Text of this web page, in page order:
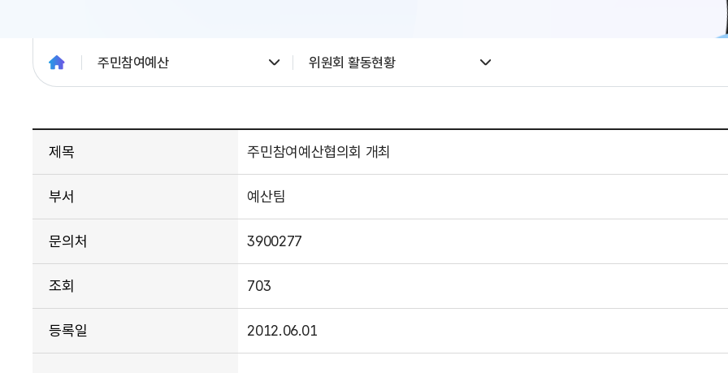
주민참여예산 위원회 활동현황
제목 주민참여예산협의회 개최
부서 예산팀
문의처 3900277
조회 703
등록일 2012.06.01